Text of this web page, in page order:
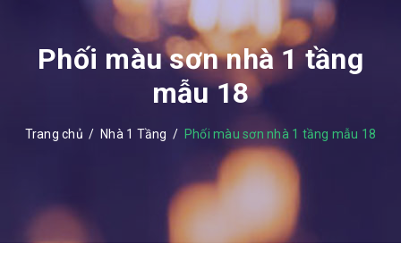
Phối màu sơn nhà 1 tầng
mẫu 18
Trang chủ / Nhà 1 Tầng / Phối màu sơn nhà 1 tầng mẫu 18